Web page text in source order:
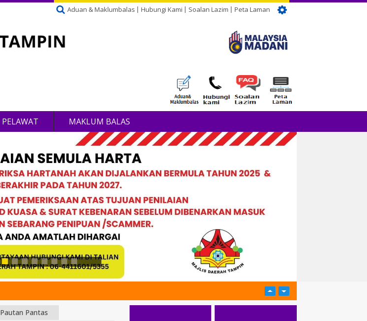
Aduan & Maklumbalas Hubungi Kami Soalan Lazim Peta Laman
PELAWAT MAKLUM BALAS
Pautan Pantas